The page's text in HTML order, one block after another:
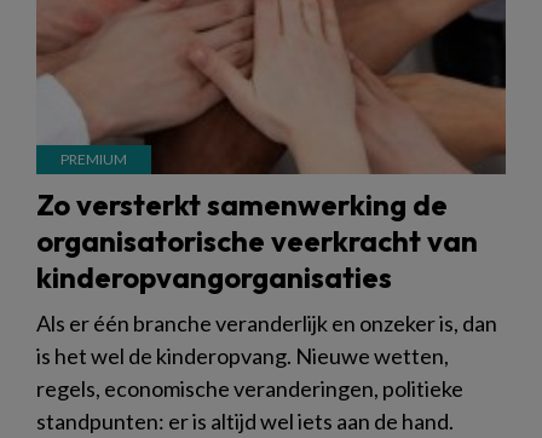
Zo versterkt samenwerking de
organisatorische veerkracht van
kinderopvangorganisaties
Als er één branche veranderlijk en onzeker is, dan
is het wel de kinderopvang. Nieuwe wetten,
regels, economische veranderingen, politieke
standpunten: er is altijd wel iets aan de hand.